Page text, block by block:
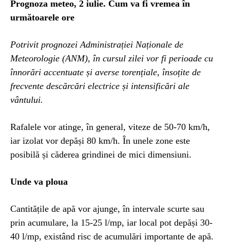
Prognoza meteo, 2 iulie. Cum va fi vremea în
următoarele ore
Potrivit prognozei Administrației Naționale de
Meteorologie (ANM), în cursul zilei vor fi perioade cu
înnorări accentuate și averse torențiale, însoțite de
frecvente descărcări electrice și intensificări ale
vântului.
Rafalele vor atinge, în general, viteze de 50-70 km/h,
iar izolat vor depăși 80 km/h. În unele zone este
posibilă și căderea grindinei de mici dimensiuni.
Unde va ploua
Cantitățile de apă vor ajunge, în intervale scurte sau
prin acumulare, la 15-25 l/mp, iar local pot depăși 30-
40 l/mp, existând risc de acumulări importante de apă.